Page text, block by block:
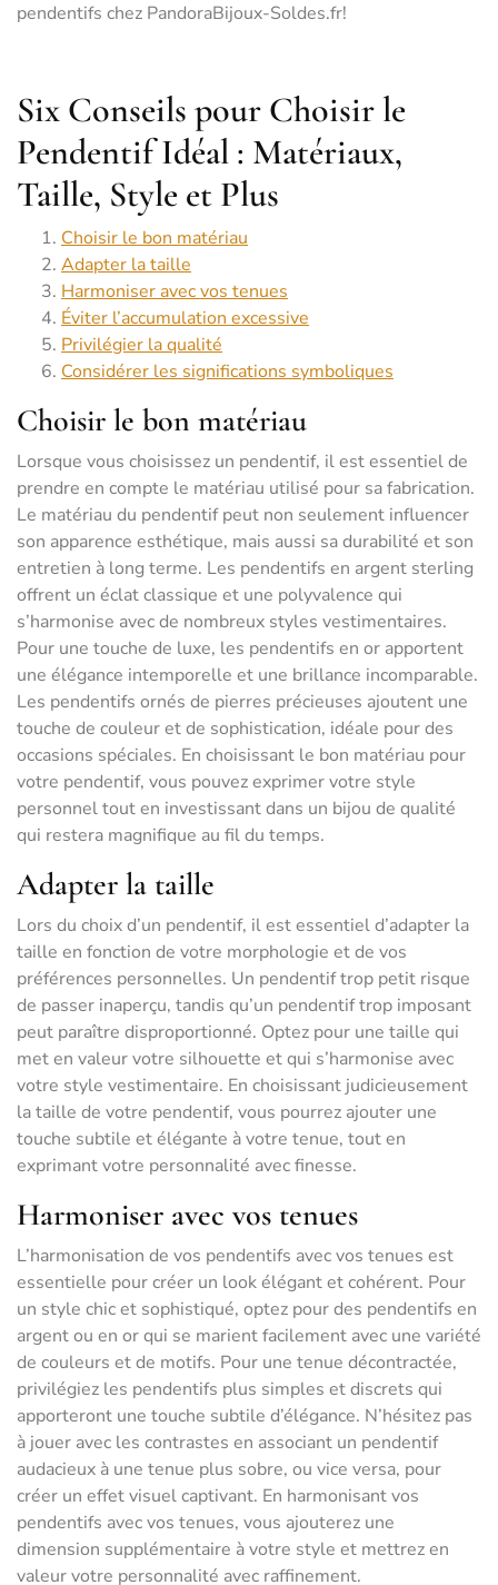
pendentifs chez PandoraBijoux-Soldes.fr!
Six Conseils pour Choisir le
Pendentif Idéal : Matériaux,
Taille, Style et Plus
Choisir le bon matériau
Adapter la taille
Harmoniser avec vos tenues
Éviter l’accumulation excessive
Privilégier la qualité
Considérer les significations symboliques
Choisir le bon matériau
Lorsque vous choisissez un pendentif, il est essentiel de
prendre en compte le matériau utilisé pour sa fabrication.
Le matériau du pendentif peut non seulement influencer
son apparence esthétique, mais aussi sa durabilité et son
entretien à long terme. Les pendentifs en argent sterling
offrent un éclat classique et une polyvalence qui
s’harmonise avec de nombreux styles vestimentaires.
Pour une touche de luxe, les pendentifs en or apportent
une élégance intemporelle et une brillance incomparable.
Les pendentifs ornés de pierres précieuses ajoutent une
touche de couleur et de sophistication, idéale pour des
occasions spéciales. En choisissant le bon matériau pour
votre pendentif, vous pouvez exprimer votre style
personnel tout en investissant dans un bijou de qualité
qui restera magnifique au fil du temps.
Adapter la taille
Lors du choix d’un pendentif, il est essentiel d’adapter la
taille en fonction de votre morphologie et de vos
préférences personnelles. Un pendentif trop petit risque
de passer inaperçu, tandis qu’un pendentif trop imposant
peut paraître disproportionné. Optez pour une taille qui
met en valeur votre silhouette et qui s’harmonise avec
votre style vestimentaire. En choisissant judicieusement
la taille de votre pendentif, vous pourrez ajouter une
touche subtile et élégante à votre tenue, tout en
exprimant votre personnalité avec finesse.
Harmoniser avec vos tenues
L’harmonisation de vos pendentifs avec vos tenues est
essentielle pour créer un look élégant et cohérent. Pour
un style chic et sophistiqué, optez pour des pendentifs en
argent ou en or qui se marient facilement avec une variété
de couleurs et de motifs. Pour une tenue décontractée,
privilégiez les pendentifs plus simples et discrets qui
apporteront une touche subtile d’élégance. N’hésitez pas
à jouer avec les contrastes en associant un pendentif
audacieux à une tenue plus sobre, ou vice versa, pour
créer un effet visuel captivant. En harmonisant vos
pendentifs avec vos tenues, vous ajouterez une
dimension supplémentaire à votre style et mettrez en
valeur votre personnalité avec raffinement.